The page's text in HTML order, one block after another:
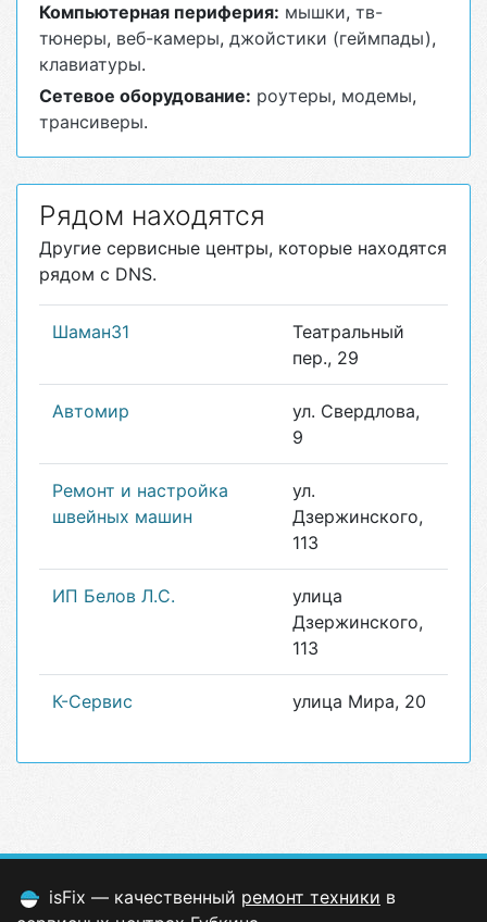
Компьютерная периферия: мышки, тв-
тюнеры, веб-камеры, джойстики (геймпады),
клавиатуры.
Сетевое оборудование: роутеры, модемы,
трансиверы.
Рядом находятся
Другие сервисные центры, которые находятся
рядом с DNS.
Шаман31
Театральный
пер., 29
Автомир
ул. Свердлова,
9
Ремонт и настройка
швейных машин
ул.
Дзержинского,
113
ИП Белов Л.С.
улица
Дзержинского,
113
К-Сервис улица Мира, 20
isFix — качественный ремонт техники в